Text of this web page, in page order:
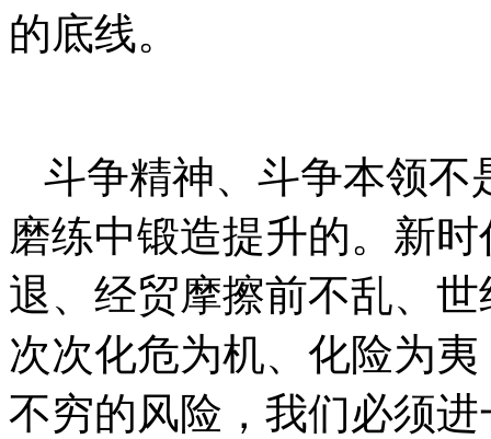
的底线。
斗争精神、斗争本领不
磨练中锻造提升的。新
退、经贸摩擦前不乱、
次次化危为机、化险为
不穷的风险，我们必须